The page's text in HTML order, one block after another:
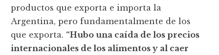
productos que exporta e importa la
Argentina, pero fundamentalmente de los
que exporta. “Hubo una caída de los precios
internacionales de los alimentos y al caer